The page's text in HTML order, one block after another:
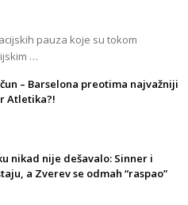
pauza koje su tokom
…
– Barselona preotima najvažniji
Atletika?!
nikad nije dešavalo: Sinner i
a Zverev se odmah “raspao”